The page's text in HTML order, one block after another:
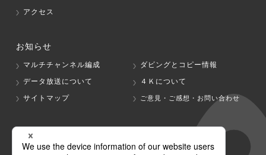
アクセス
お知らせ
マルチチャンネル編成
ダビングとコピー情報
データ放送について
４Ｋについて
サイトマップ
ご意見・ご感想・お問い合わせ
グループ会社
テレビ朝日 テレ朝チャンネル